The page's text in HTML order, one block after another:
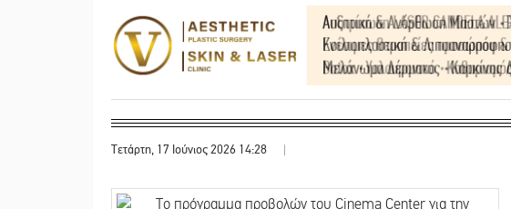
Τετάρτη, 17 Ιούνιος 2026 14:28 |